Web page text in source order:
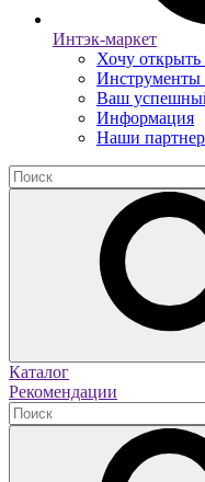
Интэк-маркет
Хочу открыть
Инструменты
Ваш
Информация
Наши
Каталог
Рекомендации